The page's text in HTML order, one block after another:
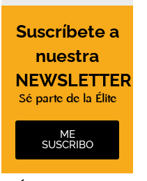
Suscríbete a
nuestra
NEWSLETTER
Sé parte de la Élite
ME
SUSCRIBO